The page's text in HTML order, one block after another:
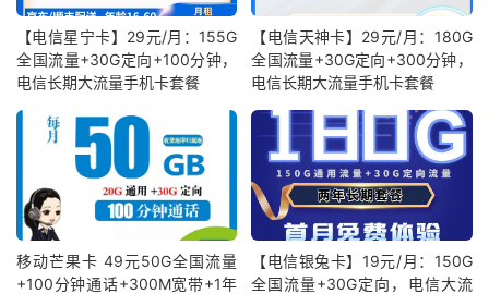
【电信星宁卡】29元/月：155G
全国流量+30G定向+100分钟，
电信长期大流量手机卡套餐
【电信天神卡】29元/月：180G
全国流量+30G定向+300分钟，
电信长期大流量手机卡套餐
移动芒果卡 49元50G全国流量
+100分钟通话+300M宽带+1年
【电信银兔卡】19元/月：150G
全国流量+30G定向，电信大流